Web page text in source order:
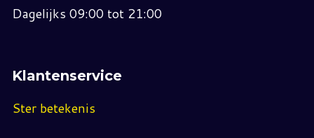
Dagelijks 09:00 tot 21:00
Klantenservice
Ster betekenis